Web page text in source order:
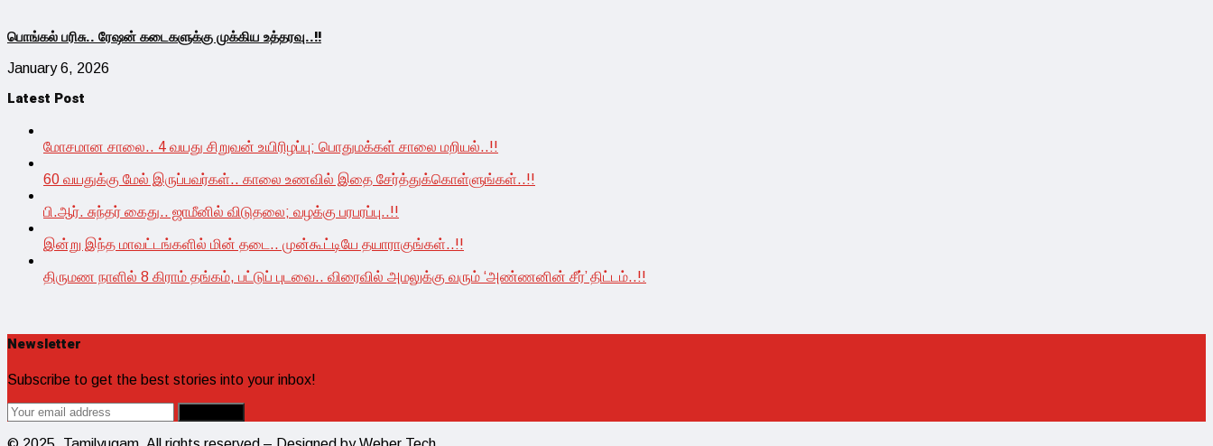
பொங்கல் பரிசு.. ரேஷன் கடைகளுக்கு முக்கிய உத்தரவு..!!
January 6, 2026
Latest Post
மோசமான சாலை.. 4 வயது சிறுவன் உயிரிழப்பு; பொதுமக்கள் சாலை மறியல்..!!
60 வயதுக்கு மேல் இருப்பவர்கள்.. காலை உணவில் இதை சேர்த்துக்கொள்ளுங்கள்..!!
பி.ஆர். சுந்தர் கைது.. ஜாமீனில் விடுதலை; வழக்கு பரபரப்பு..!!
இன்று இந்த மாவட்டங்களில் மின் தடை.. முன்கூட்டியே தயாராகுங்கள்..!!
திருமண நாளில் 8 கிராம் தங்கம், பட்டுப் புடவை.. விரைவில் அமலுக்கு வரும் ‘அண்ணனின் சீர்’ திட்டம்..!!
Newsletter
Subscribe to get the best stories into your inbox!